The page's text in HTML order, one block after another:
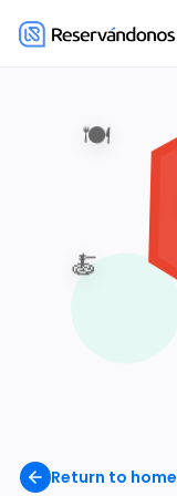
Return to home
🍽️
🍝